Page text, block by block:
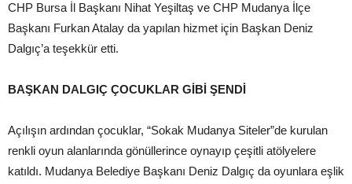
CHP Bursa İl Başkanı Nihat Yeşiltaş ve CHP Mudanya İlçe
Başkanı Furkan Atalay da yapılan hizmet için Başkan Deniz
Dalgıç’a teşekkür etti.
BAŞKAN DALGIÇ ÇOCUKLAR GİBİ ŞENDİ
Açılışın ardından çocuklar, “Sokak Mudanya Siteler”de kurulan
renkli oyun alanlarında gönüllerince oynayıp çeşitli atölyelere
katıldı. Mudanya Belediye Başkanı Deniz Dalgıç da oyunlara eşlik